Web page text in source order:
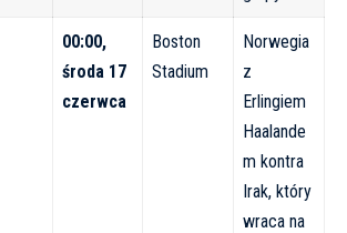
00:00,
środa 17
czerwca
Boston
Stadium
Norwegia
z
Erlingiem
Haalande
m kontra
Irak, który
wraca na